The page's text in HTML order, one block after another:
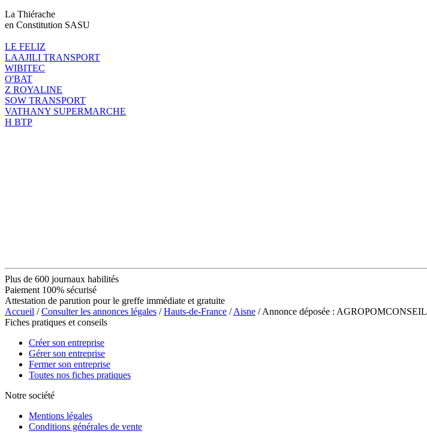
La Thiérache
en Constitution SASU
LE FELIZ
LAAJILI TRANSPORT
WIBITEC
O'BAT
Z ROYALINE
SOW TRANSPORT
VATHANY SUPERMARCHE
H BTP
Plus de 600 journaux habilités
Paiement 100% sécurisé
Attestation de parution pour le greffe immédiate et gratuite
Accueil /Consulter les annonces légales /Hauts-de-France /Aisne / Annonce déposée : AGROPOMCONSEIL
Fiches pratiques et conseils
Créer son entreprise
Gérer son entreprise
Fermer son entreprise
Toutes nos fiches pratiques
Notre société
Mentions légales
Conditions générales de vente